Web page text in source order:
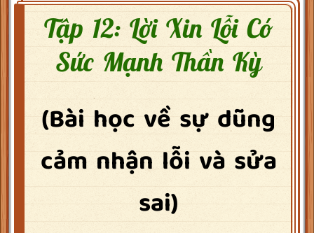
Tập 12: Lời Xin Lỗi Có
Sức Mạnh Thần Kỳ
(Bài học về sự dũng
cảm nhận lỗi và sửa
sai)